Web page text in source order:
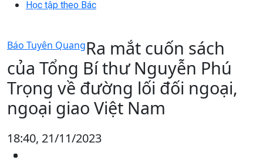
Học tập theo Bác
Báo Tuyên QuangRa mắt cuốn sách
của Tổng Bí thư Nguyễn Phú
Trọng về đường lối đối ngoại,
ngoại giao Việt Nam
18:40, 21/11/2023